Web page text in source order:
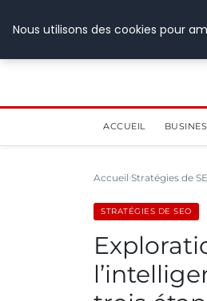
ACCUEIL
Accueil Stratégies de
STRATÉGIES DE SEO
Nous utilisons des cookies pour